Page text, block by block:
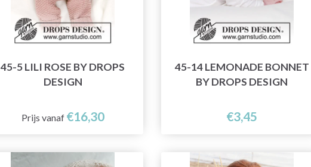
45-5 LILI ROSE BY DROPS
DESIGN
Prijs vanaf €16,30
45-14 LEMONADE BONNET
BY DROPS DESIGN
€3,45